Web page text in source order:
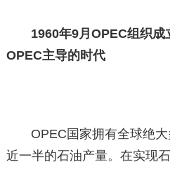
1960年9月OPEC组织
OPEC主导的时代
OPEC国家拥有全球绝
近一半的石油产量。在实现